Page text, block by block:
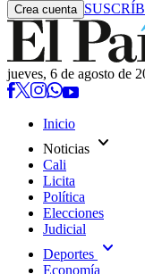
Crea cuenta
jueves, 6 de agosto de
Inicio
Noticias expand_more
Cali
Licita
Política
Elecciones
Judicial
Deportes expand_more
Economía